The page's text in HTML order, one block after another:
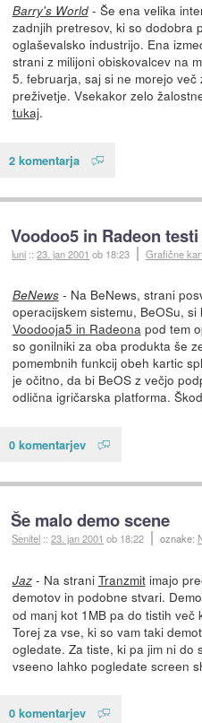
Barry's World- Še ena velika
zadnjih pretresov, ki so dodobra
oglaševalsko industrijo. Ena
strani z milijoni obiskovalcev na
5. februarja, saj si ne morejo
preživetje. Vsekakor zelo
tukaj.
2 komentarja
Voodoo5 in Radeon
luni ::23. jan 2001 ob 18:23 Grafične
BeNews- Na BeNews, strani
operacijskem sistemu, BeOSu,
Voodooja5 in Radeonapod tem
so gonilniki za oba produkta še
pomembnih funkcij obeh kartic
je očitno, da bi BeOS z večjo
odlična igričarska platforma.
0 komentarjev
Še malo demo scene
Senitel ::23. jan 2001 ob 18:22 oznake:
Jaz- Na strani Tranzmitimajo
demotov in podobne stvari.
od manj kot 1MB pa do tistih več
Torej za vse, ki so vam taki
ogledate. Za tiste, ki pa jim ni do
vseeno lahko pogledate screen
0 komentarjev